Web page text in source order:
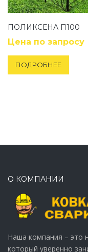
ПОЛИКСЕНА П100
Цена по запросу
ПОДРОБНЕЕ
О КОМПАНИИ
Наша компания – это
который уверенно